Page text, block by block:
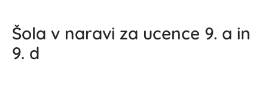
Šola v naravi za ucence 9. a in
9. d